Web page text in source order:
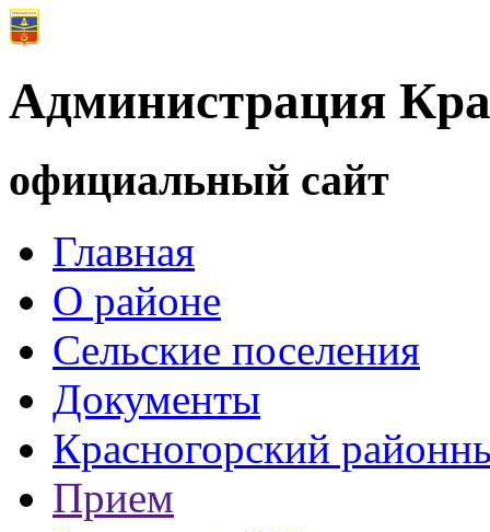
Администрация
официальный сайт
Главная
О районе
Сельские поселения
Документы
Красногорский
Прием